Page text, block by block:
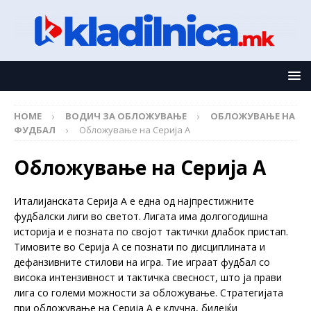
HOME ВОДИЧ ЗА ОБЛОЖУВАЊЕ
ОБЛОЖУВАЊЕ НА
ФУДБАЛ
Обложување на Серија А
Обложување на Серија А
Италијанската Серија А е една од најпрестижните
фудбалски лиги во светот. Лигата има долгогодишна
историја и е позната по својот тактички длабок пристап.
Тимовите во Серија А се познати по дисциплината и
дефанзивните стилови на игра. Тие играат фудбал со
висока интензивност и тактичка свесност, што ја прави
лига со големи можности за обложување. Стратегијата
при обложување на Серија А е клучна, бидејќи